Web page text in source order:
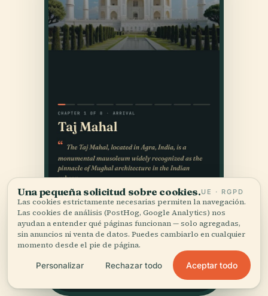
Una pequeña solicitud sobre cookies.UE · RGPD
Las cookies estrictamente necesarias permiten la navegación.
Las cookies de análisis (PostHog, Google Analytics) nos
ayudan a entender qué páginas funcionan — solo agregadas,
sin anuncios ni venta de datos. Puedes cambiarlo en cualquier
momento desde el pie de página.
Personalizar Rechazar todo Aceptar todo